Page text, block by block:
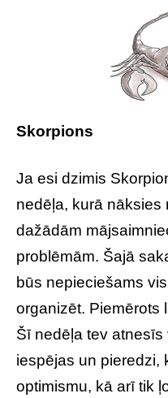
Skorpions
Ja esi dzimis
nedēļa, kurā nāksies
dažādām
problēmām. Šajā
būs nepieciešams
organizēt. Piemērots
Šī nedēļa tev
iespējas un pieredzi,
optimismu, kā arī tik